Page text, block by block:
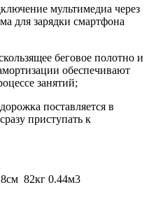
мультимедиа через
для зарядки смартфона
беговое полотно и
обеспечивают
занятий;
поставляется в
приступать к
82кг 0.44м3